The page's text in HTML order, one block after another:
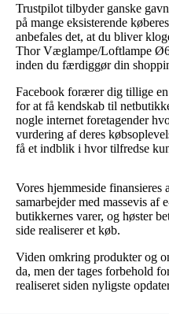
Trustpilot tilbyder ganske
på mange eksisterende
anbefales det, at du bliver
Thor Væglampe/Loftlampe
inden du færdiggør din
Facebook forærer dig tillige
for at få kendskab til
nogle internet foretagender
vurdering af deres
få et indblik i hvor tilfredse
Vores hjemmeside
samarbejder med massevis
butikkernes varer, og høster
side realiserer et køb.
Viden omkring produkter og
da, men der tages forbehold
realiseret siden nyligste